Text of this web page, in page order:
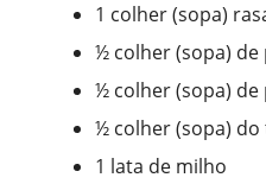
1 colher (sopa)
½ colher (sopa) de
½ colher (sopa)
½ colher (sopa)
1 lata de milho